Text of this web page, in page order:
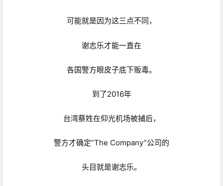
可能就是因为这三点不同，
谢志乐才能一直在
各国警方眼皮子底下贩毒。
到了2016年
台湾蔡姓在仰光机场被捕后，
警方才确定“The Company”公司的
头目就是谢志乐。